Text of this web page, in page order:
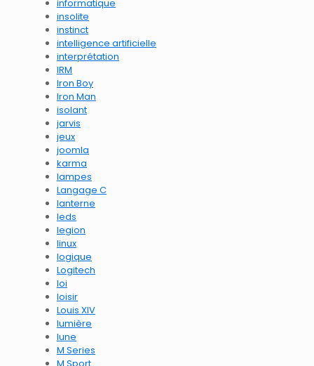
informatique
insolite
instinct
intelligence artificielle
interprétation
IRM
Iron Boy
Iron Man
isolant
jarvis
jeux
joomla
karma
lampes
Langage C
lanterne
leds
legion
linux
logique
Logitech
loi
loisir
Louis XIV
lumière
lune
M Series